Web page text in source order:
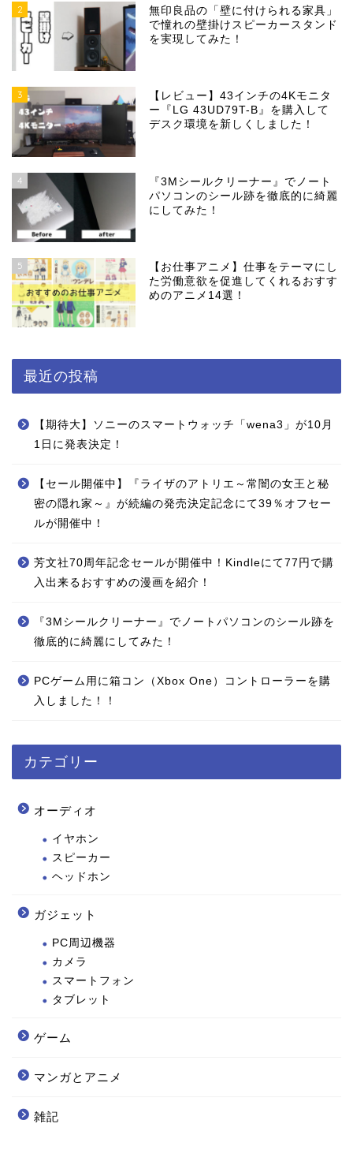
2
無印良品の「壁に付けられる家具」
で憧れの壁掛けスピーカースタンド
を実現してみた！
3
【レビュー】43インチの4Kモニタ
ー『LG 43UD79T-B』を購入して
デスク環境を新しくしました！
4
『3Mシールクリーナー』でノート
パソコンのシール跡を徹底的に綺麗
にしてみた！
5
【お仕事アニメ】仕事をテーマにし
た労働意欲を促進してくれるおすす
めのアニメ14選！
最近の投稿
【期待大】ソニーのスマートウォッチ「wena3」が10月
1日に発表決定！
【セール開催中】『ライザのアトリエ～常闇の女王と秘
密の隠れ家～』が続編の発売決定記念にて39％オフセー
ルが開催中！
芳文社70周年記念セールが開催中！Kindleにて77円で購
入出来るおすすめの漫画を紹介！
『3Mシールクリーナー』でノートパソコンのシール跡を
徹底的に綺麗にしてみた！
PCゲーム用に箱コン（Xbox One）コントローラーを購
入しました！！
カテゴリー
オーディオ
イヤホン
スピーカー
ヘッドホン
ガジェット
PC周辺機器
カメラ
スマートフォン
タブレット
ゲーム
マンガとアニメ
雑記